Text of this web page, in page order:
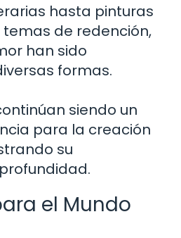
hasta pinturas
temas de redención,
han sido
formas.
siendo un
para la creación
su
el Mundo